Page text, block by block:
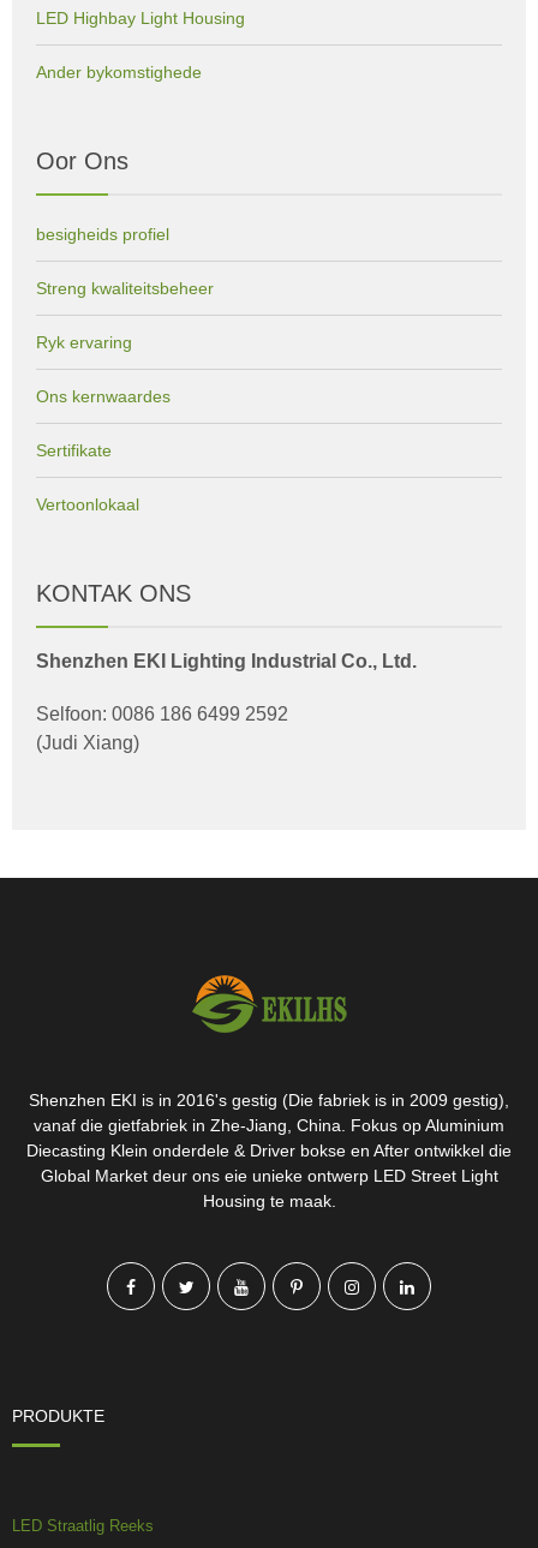
LED Highbay Light Housing
Ander bykomstighede
Oor Ons
besigheids profiel
Streng kwaliteitsbeheer
Ryk ervaring
Ons kernwaardes
Sertifikate
Vertoonlokaal
KONTAK ONS
Shenzhen EKI Lighting Industrial Co., Ltd.
Selfoon: 0086 186 6499 2592
(Judi Xiang)
Shenzhen EKI is in 2016's gestig (Die fabriek is in 2009 gestig),
vanaf die gietfabriek in Zhe-Jiang, China. Fokus op Aluminium
Diecasting Klein onderdele & Driver bokse en After ontwikkel die
Global Market deur ons eie unieke ontwerp LED Street Light
Housing te maak.
PRODUKTE
LED Straatlig Reeks